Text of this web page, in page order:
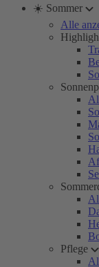
☀️ Sommer
Alle
Pflege